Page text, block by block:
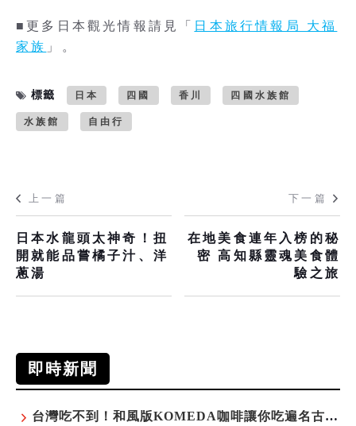
■更多日本觀光情報請見「
日本旅行情報局 大福
家族 」。
標籤 日本 四國 香川 四國水族館
水族館 自由行
上一篇
日本水龍頭太神奇！扭
開就能品嘗橘子汁、洋
蔥湯
下一篇
在地美食連年入榜的秘
密 高知縣靈魂美食體
驗之旅
即時新聞
台灣吃不到！和風版KOMEDA咖啡讓你吃遍名古屋在地美食